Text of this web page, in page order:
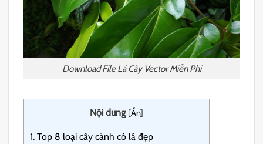
Download File Lá Cây Vector Miễn Phí
Nội dung [Ẩn]
1. Top 8 loại cây cảnh có lá đẹp